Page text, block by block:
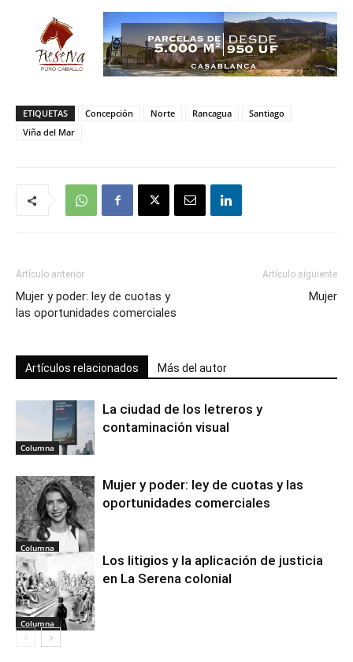
ETIQUETAS Concepción Norte Rancagua
Santiago
Viña del Mar
Artículo anterior
Mujer y poder: ley de cuotas y
las oportunidades comerciales
Artículo siguiente
Mujer
Artículos relacionados Más del autor
Columna
La ciudad de los letreros y
contaminación visual
Columna
Mujer y poder: ley de cuotas y las
oportunidades comerciales
Columna
Los litigios y la aplicación de justicia
en La Serena colonial